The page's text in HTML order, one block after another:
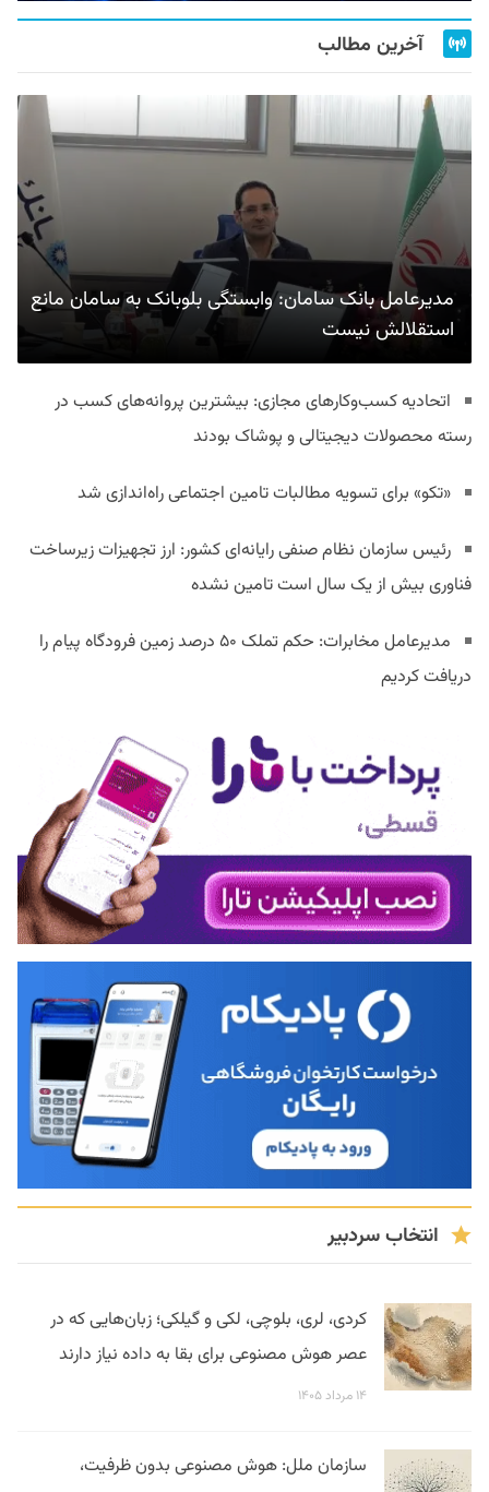
آخرین مطالب
مدیرعامل بانک سامان: وابستگی بلوبانک به سامان مانع
استقلالش نیست
اتحادیه کسب‌وکارهای مجازی: بیشترین پروانه‌های کسب در
رسته محصولات دیجیتالی و پوشاک بودند
«تکو» برای تسویه مطالبات تامین اجتماعی راه‌اندازی شد
رئیس سازمان نظام صنفی رایانه‌ای کشور: ارز تجهیزات زیرساخت
فناوری بیش از یک سال است تامین نشده
مدیرعامل مخابرات: حکم تملک ۵۰ درصد زمین فرودگاه پیام را
دریافت کردیم
انتخاب سردبیر
کردی، لری، بلوچی، لکی و گیلکی؛ زبان‌هایی که در
عصر هوش مصنوعی برای بقا به داده نیاز دارند
۱۴ مرداد ۱۴۰۵
سازمان ملل: هوش مصنوعی بدون ظرفیت،